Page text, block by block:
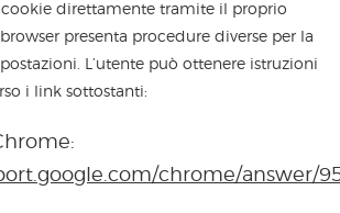
direttamente tramite il proprio
presenta procedure diverse per la
L’utente può ottenere istruzioni
i link sottostanti:
chrome/answer/